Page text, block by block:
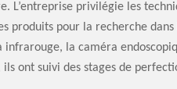
L’entreprise privilégie les
produits pour la recherche
infrarouge, la caméra
ont suivi des stages de